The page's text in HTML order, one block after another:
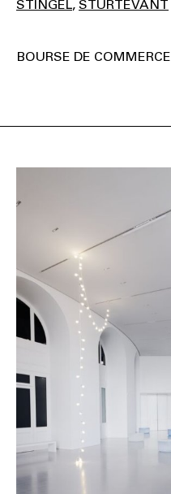
STINGEL STURTEVANT
BOURSE DE COMMERCE